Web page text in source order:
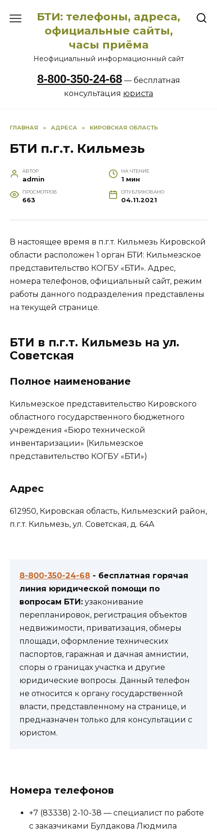
содержанию
БТИ: телефоны, адреса,
официальные сайты,
часы приёма
Неофициальный информационный сайт
8-800-350-24-68— бесплатная
консультация юриста
ГЛАВНАЯ » АДРЕСА » КИРОВСКАЯ ОБЛАСТЬ
БТИ п.г.т. Кильмезь
АВТОР
admin
НА ЧТЕНИЕ
1 мин
ПРОСМОТРОВ
663
ОПУБЛИКОВАНО
04.11.2021
В настоящее время в п.г.т. Кильмезь Кировской
области расположен 1 орган БТИ: Кильмезское
представительство КОГБУ «БТИ». Адрес,
номера телефонов, официальный сайт, режим
работы данного подразделения представлены
на текущей странице.
БТИ в п.г.т. Кильмезь на ул.
Советская
Полное наименование
Кильмезское представительство Кировского
областного государственного бюджетного
учреждения «Бюро технической
инвентаризации» (Кильмезское
представительство КОГБУ «БТИ»)
Адрес
612950, Кировская область, Кильмезский район,
п.г.т. Кильмезь, ул. Советская, д. 64А
8-800-350-24-68 - бесплатная горячая
линия юридической помощи по
вопросам БТИ: узаконивание
перепланировок, регистрация объектов
недвижимости, приватизация, обмеры
площади, оформление технических
паспортов, гаражная и дачная амнистии,
споры о границах участка и другие
юридические вопросы. Данный телефон
не относится к органу государственной
власти, представленному на странице, и
предназначен только для консультации с
юристом.
Номера телефонов
+7 (83338) 2-10-38 — специалист по работе
с заказчиками Булдакова Людмила